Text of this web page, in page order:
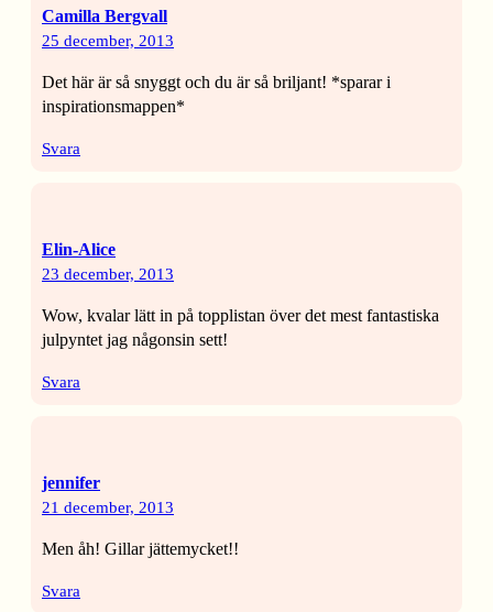
Camilla Bergvall
25 december, 2013
Det här är så snyggt och du är så briljant! *sparar i
inspirationsmappen*
Svara
Elin-Alice
23 december, 2013
Wow, kvalar lätt in på topplistan över det mest fantastiska
julpyntet jag någonsin sett!
Svara
jennifer
21 december, 2013
Men åh! Gillar jättemycket!!
Svara